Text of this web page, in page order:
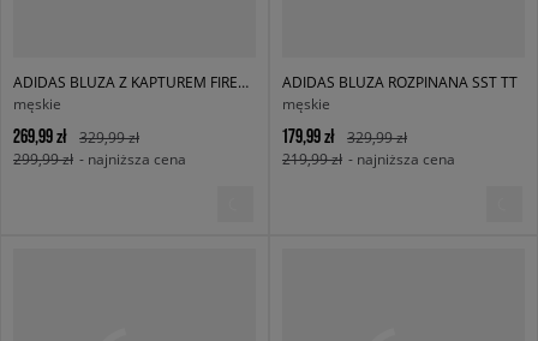
ADIDAS BLUZA Z KAPTUREM FIREBIRD TT
męskie
269,99 zł
329,99 zł
299,99 zł - najniższa cena
ADIDAS BLUZA ROZPINANA SST TT
męskie
179,99 zł
329,99 zł
219,99 zł - najniższa cena